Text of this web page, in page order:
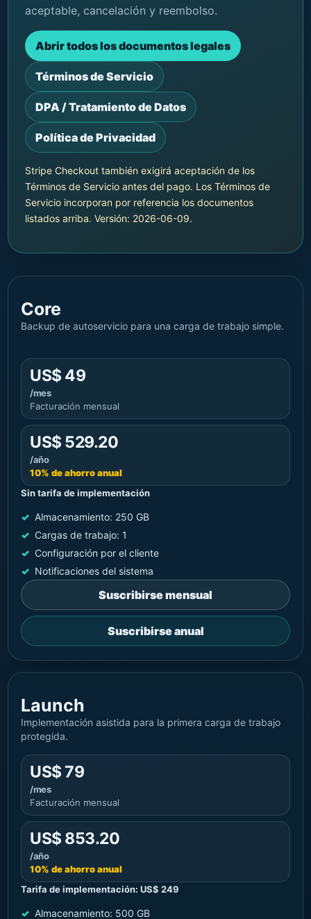
aceptable, cancelación y reembolso.
Abrir todos los documentos legales
Términos de Servicio
DPA / Tratamiento de Datos
Política de Privacidad
Stripe Checkout también exigirá aceptación de los
Términos de Servicio antes del pago. Los Términos de
Servicio incorporan por referencia los documentos
listados arriba. Versión: 2026-06-09.
Core
Backup de autoservicio para una carga de trabajo simple.
US$ 49
/mes
Facturación mensual
US$ 529.20
/año
10% de ahorro anual
Sin tarifa de implementación
Almacenamiento: 250 GB
Cargas de trabajo: 1
Configuración por el cliente
Notificaciones del sistema
Suscribirse mensual
Suscribirse anual
Launch
Implementación asistida para la primera carga de trabajo
protegida.
US$ 79
/mes
Facturación mensual
US$ 853.20
/año
10% de ahorro anual
Tarifa de implementación: US$ 249
Almacenamiento: 500 GB